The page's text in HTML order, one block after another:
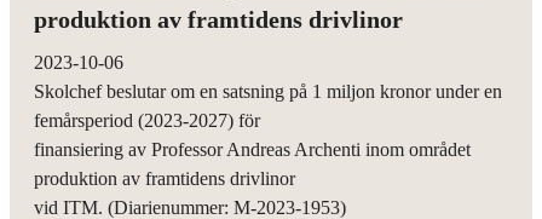
produktion av framtidens drivlinor
2023-10-06
Skolchef beslutar om en satsning på 1 miljon kronor under en
femårsperiod (2023-2027) för
finansiering av Professor Andreas Archenti inom området
produktion av framtidens drivlinor
vid ITM. (Diarienummer: M-2023-1953)